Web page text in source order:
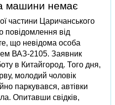
машини немає
частини Царичанського
повідомлення від
що невідома особа
ВАЗ-2105. Заявник
в Китайгород. Того дня,
молодий чоловік
паркувався, автівки
Опитавши свідків,